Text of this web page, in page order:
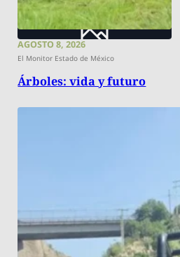
AGOSTO 8, 2026
El Monitor Estado de México
Árboles: vida y futuro